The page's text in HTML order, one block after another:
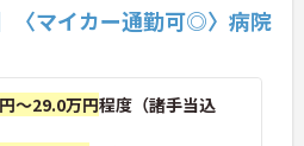
〈マイカー通勤可◎〉病院
～29.0万円程度（諸手当込